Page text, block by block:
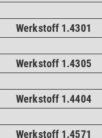
Werkstoff 1.4301
Werkstoff 1.4305
Werkstoff 1.4404
Werkstoff 1.4571